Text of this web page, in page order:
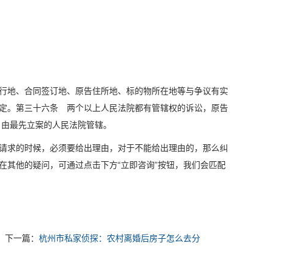
地、合同签订地、原告住所地、标的物所在地等与争议有实
。第三十六条 两个以上人民法院都有管辖权的诉讼，原告
最先立案的人民法院管辖。
的时候，必须要给出理由，对于不能给出理由的，那么纠
其他的疑问，可通过点击下方“立即咨询”按钮，我们会匹配
下一篇：杭州市私家侦探：农村离婚后房子怎么去分